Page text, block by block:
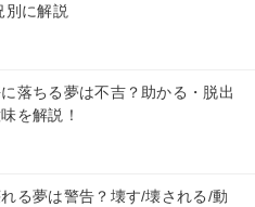
別に解説
に落ちる夢は不吉？助かる・脱出
を解説！
れる夢は警告？壊す/壊される/動